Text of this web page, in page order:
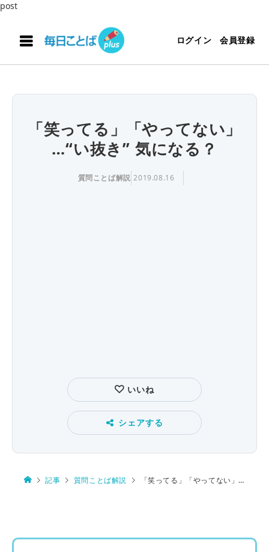
post
ログイン 会員登録
「笑ってる」「やってない」
…“い抜き” 気になる？
質問ことば解説 2019.08.16
いいね
シェアする
記事 質問ことば解説 「笑ってる」「やってない」…“い抜き” 気になる？